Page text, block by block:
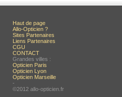
Haut de page
Allo-Opticien ?
Sites Partenaires
Liens Partenaires
CGU
CONTACT
Grandes villes :
Opticien Paris
Opticien Lyon
Opticien Marseille
-
©2012 allo-opticien.fr